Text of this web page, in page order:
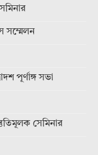
সম্মেলন
পূর্ণাঙ্গ সভা
সেমিনার